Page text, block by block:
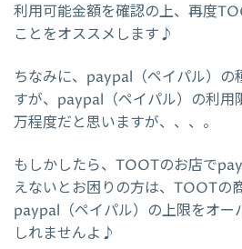
利用可能金額を確認の上、再度
ことをオススメします♪
ちなみに、paypal（ペイパル）の
すが、paypal（ペイパル）の利
万程度だと思いますが、、、。
もしかしたら、TOOTのお店で
えないとお困りの方は、TOOTの
paypal（ペイパル）の上限をオー
しれませんよ♪